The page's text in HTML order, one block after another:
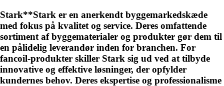
Stark**Stark er en anerkendt byggemarkedskæde
med fokus på kvalitet og service. Deres omfattende
sortiment af byggematerialer og produkter gør dem til
en pålidelig leverandør inden for branchen. For
fancoil-produkter skiller Stark sig ud ved at tilbyde
innovative og effektive løsninger, der opfylder
kundernes behov. Deres ekspertise og professionalisme